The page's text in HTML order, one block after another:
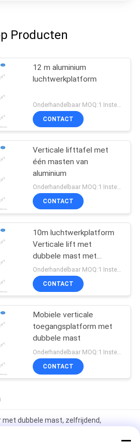
Producten
12 m aluminium
luchtwerkplatform
CONTACT
Verticale lifttafel met
één masten van
aluminium
Onderhandelbaar MOQ:1 Instellen
CONTACT
10m luchtwerkplatform
Verticale lift met
dubbele mast met
verlengplatform
Onderhandelbaar MOQ:1 Instellen
CONTACT
Mobiele verticale
toegangsplatform met
dubbele mast
Onderhandelbaar MOQ:1 Instellen
CONTACT
met dubbele mast, zelfrijdend,